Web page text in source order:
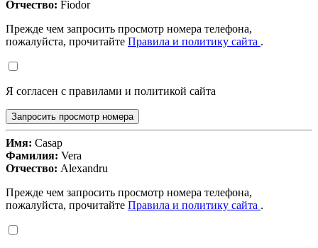
Отчество: Fiodor
Прежде чем запросить просмотр номера телефона,
пожалуйста, прочитайте Правила и политику сайта .
Я согласен с правилами и политикой сайта
Запросить просмотр номера
Имя: Casap
Фамилия: Vera
Отчество: Alexandru
Прежде чем запросить просмотр номера телефона,
пожалуйста, прочитайте Правила и политику сайта .